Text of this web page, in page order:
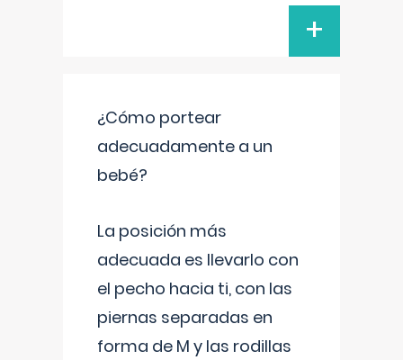
+
¿Cómo portear
adecuadamente a un
bebé?
La posición más
adecuada es llevarlo con
el pecho hacia ti, con las
piernas separadas en
forma de M y las rodillas